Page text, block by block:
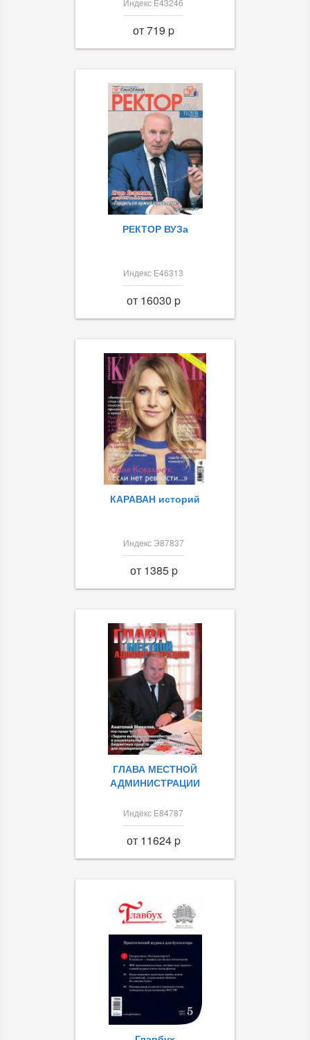
Индекс Е43246
от 719 p
РЕКТОР ВУЗа
Индекс Е46313
от 16030 p
КАРАВАН историй
Индекс Э87837
от 1385 p
ГЛАВА МЕСТНОЙ
АДМИНИСТРАЦИИ
Индекс Е84787
от 11624 p